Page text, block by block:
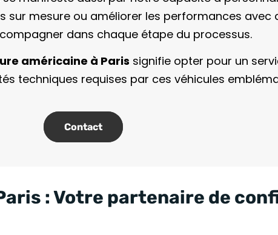
sur mesure ou améliorer les performances avec
dans chaque étape du processus.
américaine à Paris signifie opter pour un
techniques requises par ces véhicules
Contact
: Votre partenaire de